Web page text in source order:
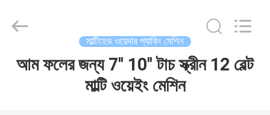
বাড়ি
মাল্টিহেড ওয়েদার প্যাকিং মেশিন
আম ফলের জন্য 7'' 10'' টাচ স্ক্রীন 12 বেল্ট
মাল্টি ওয়েইং মেশিন